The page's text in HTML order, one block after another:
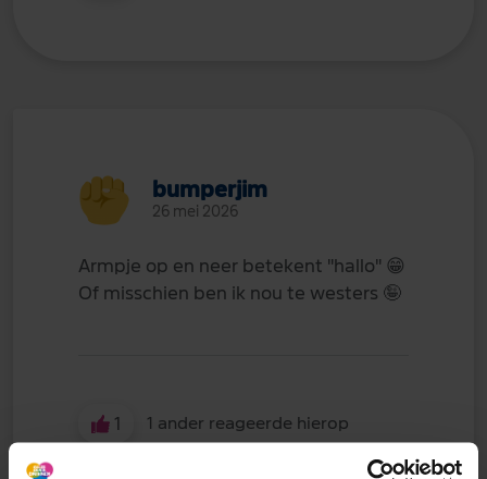
bumperjim
26 mei 2026
Armpje op en neer betekent "hallo" 😁
Of misschien ben ik nou te westers 🤪
1 1 ander reageerde hierop